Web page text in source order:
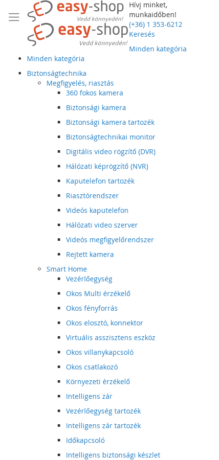
Hívj minket,
munkaidőben!
(+36) 1 353-6212
Keresés
Minden kategória
Minden kategória
Biztonságtechnika
Megfigyelés, riasztás
360 fokos kamera
Biztonsági kamera
Biztonsági kamera tartozék
Biztonságtechnikai monitor
Digitális video rögzítő (DVR)
Hálózati képrögzítő (NVR)
Kaputelefon tartozék
Riasztórendszer
Videós kaputelefon
Hálózati video szerver
Videós megfigyelőrendszer
Rejtett kamera
Smart Home
Vezérlőegység
Okos Multi érzékelő
Okos fényforrás
Okos elosztó, konnektor
Virtuális asszisztens eszköz
Okos villanykapcsoló
Okos csatlakozó
Környezeti érzékelő
Intelligens zár
Vezérlőegység tartozék
Intelligens zár tartozék
Időkapcsoló
Intelligens biztonsági készlet